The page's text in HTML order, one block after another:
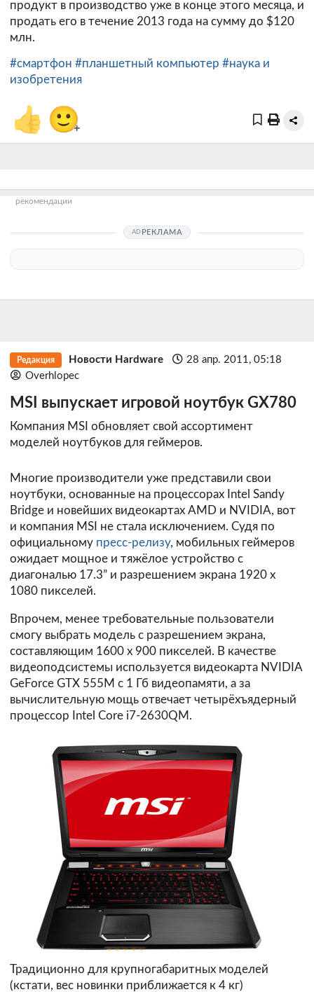
продукт в производство уже в конце этого месяца, и
продать его в течение 2013 года на сумму до $120
млн.
#смартфон #планшетный компьютер #наука и
изобретения
👍 🙂+
рекомендации
РЕКЛАМА
Редакция Новости Hardware
28 апр. 2011, 05:18
Overhlopec
MSI выпускает игровой ноутбук GX780
Компания MSI обновляет свой ассортимент
моделей ноутбуков для геймеров.
Многие производители уже представили свои
ноутбуки, основанные на процессорах Intel Sandy
Bridge и новейших видеокартах AMD и NVIDIA, вот
и компания MSI не стала исключением. Судя по
официальному пресс-релизу, мобильных геймеров
ожидает мощное и тяжёлое устройство с
диагональю 17.3” и разрешением экрана 1920 х
1080 пикселей.
Впрочем, менее требовательные пользователи
смогу выбрать модель с разрешением экрана,
составляющим 1600 х 900 пикселей. В качестве
видеоподсистемы используется видеокарта NVIDIA
GeForce GTX 555M с 1 Гб видеопамяти, а за
вычислительную мощь отвечает четырёхъядерный
процессор Intel Core i7-2630QM.
Традиционно для крупногабаритных моделей
(кстати, вес новинки приближается к 4 кг)